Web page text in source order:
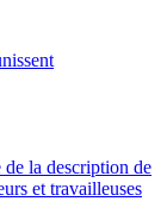
la description de
et travailleuses